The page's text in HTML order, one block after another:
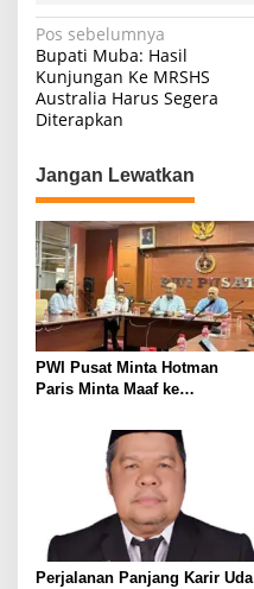
N
a
v
g
a
s
i
p
o
s
Pos sebelumnya
Bupati Muba: Hasil
Kunjungan Ke MRSHS
Australia Harus Segera
Diterapkan
Jangan Lewatkan
PWI Pusat Minta Hotman
Paris Minta Maaf ke
Pers Harus Dihormati
Perjalanan Panjang Karir Uda